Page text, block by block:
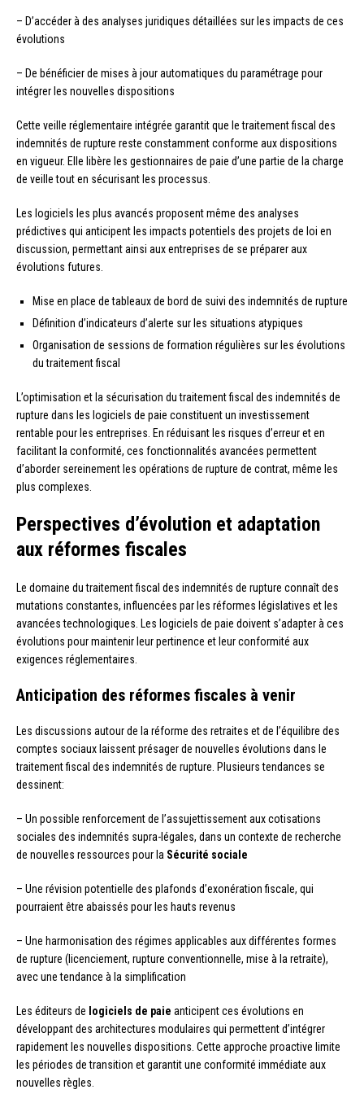
– D’accéder à des analyses juridiques détaillées sur les impacts de ces
évolutions
– De bénéficier de mises à jour automatiques du paramétrage pour
intégrer les nouvelles dispositions
Cette veille réglementaire intégrée garantit que le traitement fiscal des
indemnités de rupture reste constamment conforme aux dispositions
en vigueur. Elle libère les gestionnaires de paie d’une partie de la charge
de veille tout en sécurisant les processus.
Les logiciels les plus avancés proposent même des analyses
prédictives qui anticipent les impacts potentiels des projets de loi en
discussion, permettant ainsi aux entreprises de se préparer aux
évolutions futures.
Mise en place de tableaux de bord de suivi des indemnités de rupture
Définition d’indicateurs d’alerte sur les situations atypiques
Organisation de sessions de formation régulières sur les évolutions
du traitement fiscal
L’optimisation et la sécurisation du traitement fiscal des indemnités de
rupture dans les logiciels de paie constituent un investissement
rentable pour les entreprises. En réduisant les risques d’erreur et en
facilitant la conformité, ces fonctionnalités avancées permettent
d’aborder sereinement les opérations de rupture de contrat, même les
plus complexes.
Perspectives d’évolution et adaptation
aux réformes fiscales
Le domaine du traitement fiscal des indemnités de rupture connaît des
mutations constantes, influencées par les réformes législatives et les
avancées technologiques. Les logiciels de paie doivent s’adapter à ces
évolutions pour maintenir leur pertinence et leur conformité aux
exigences réglementaires.
Anticipation des réformes fiscales à venir
Les discussions autour de la réforme des retraites et de l’équilibre des
comptes sociaux laissent présager de nouvelles évolutions dans le
traitement fiscal des indemnités de rupture. Plusieurs tendances se
dessinent:
– Un possible renforcement de l’assujettissement aux cotisations
sociales des indemnités supra-légales, dans un contexte de recherche
de nouvelles ressources pour la Sécurité sociale
– Une révision potentielle des plafonds d’exonération fiscale, qui
pourraient être abaissés pour les hauts revenus
– Une harmonisation des régimes applicables aux différentes formes
de rupture (licenciement, rupture conventionnelle, mise à la retraite),
avec une tendance à la simplification
Les éditeurs de logiciels de paie anticipent ces évolutions en
développant des architectures modulaires qui permettent d’intégrer
rapidement les nouvelles dispositions. Cette approche proactive limite
les périodes de transition et garantit une conformité immédiate aux
nouvelles règles.